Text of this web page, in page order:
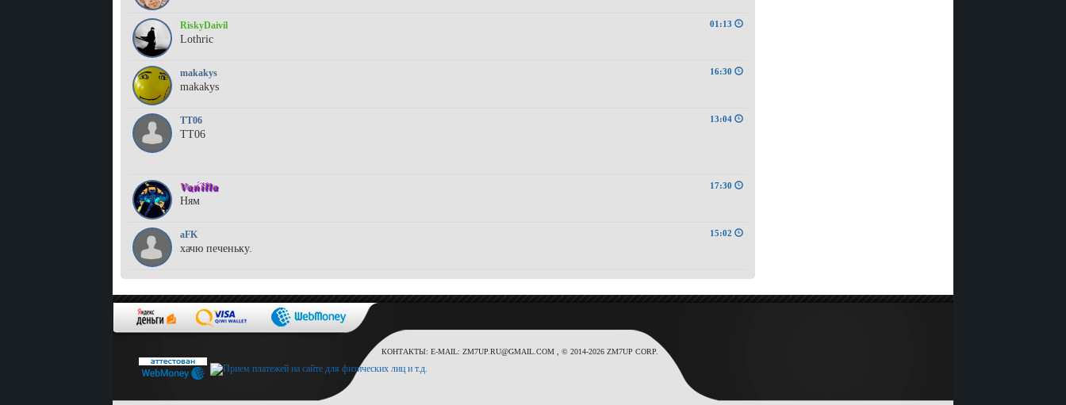
RiskyDaivil 01:13
Lothric
makakys 16:30
makakys
TT06 13:04
TT06
Vanilla 17:30
Ням
aFK 15:02
хачю печеньку.
КОНТАКТЫ: E-MAIL: ZM7UP.RU@GMAIL.COM , © 2014-2026 ZM7UP CORP.